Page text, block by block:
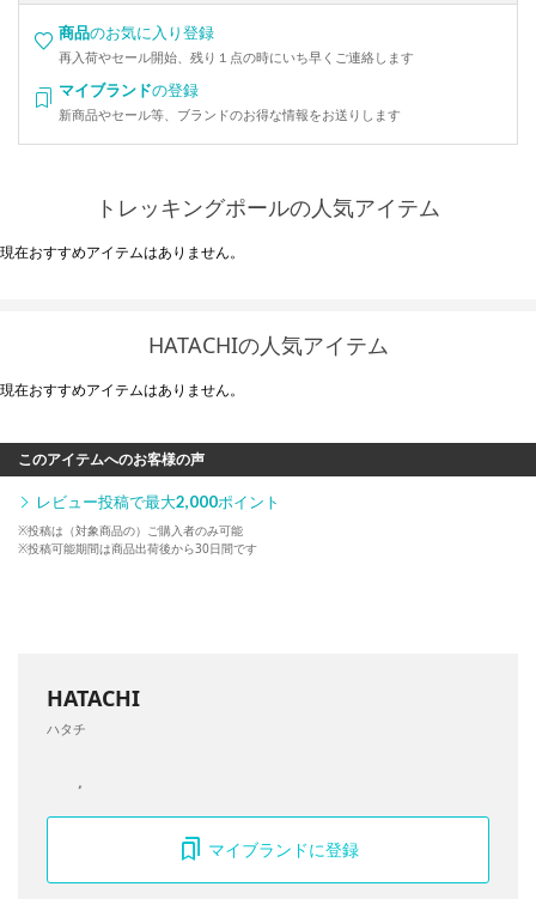
商品のお気に入り登録
再入荷やセール開始、残り１点の時にいち早くご連絡します
マイブランドの登録
新商品やセール等、ブランドのお得な情報をお送りします
トレッキングポールの人気アイテム
現在おすすめアイテムはありません。
HATACHIの人気アイテム
現在おすすめアイテムはありません。
このアイテムへのお客様の声
レビュー投稿で最大2,000ポイント
※投稿は（対象商品の）ご購入者のみ可能
※投稿可能期間は商品出荷後から30日間です
HATACHI
ハタチ
マイブランドに登録